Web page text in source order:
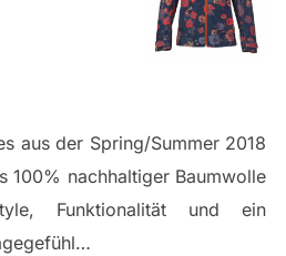
aus der Spring/Summer 2018
100% nachhaltiger Baumwolle
Funktionalität und ein